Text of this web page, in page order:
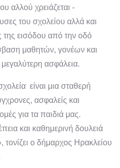
αλλού χρειάζεται -
του σχολείου αλλά και
της εισόδου από την οδό
μαθητών, γονέων και
μεγαλύτερη ασφάλεια.
είναι μια σταθερή
ασφαλείς και
για τα παιδιά μας.
και καθημερινή δουλειά
τονίζει ο δήμαρχος Ηρακλείου